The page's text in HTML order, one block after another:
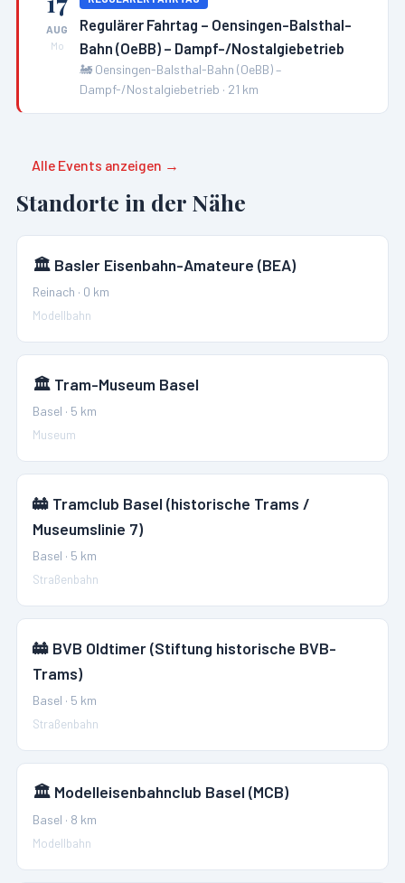
AUG
Mo
Regulärer Fahrtag – Oensingen-Balsthal-
Bahn (OeBB) – Dampf-/Nostalgiebetrieb
🚂 Oensingen-Balsthal-Bahn (OeBB) –
Dampf-/Nostalgiebetrieb · 21 km
Alle Events anzeigen →
Standorte in der Nähe
🏛️ Basler Eisenbahn-Amateure (BEA)
Reinach · 0 km
Modellbahn
🏛️ Tram-Museum Basel
Basel · 5 km
Museum
🚋 Tramclub Basel (historische Trams /
Museumslinie 7)
Basel · 5 km
Straßenbahn
🚋 BVB Oldtimer (Stiftung historische BVB-
Trams)
Basel · 5 km
Straßenbahn
🏛️ Modelleisenbahnclub Basel (MCB)
Basel · 8 km
Modellbahn